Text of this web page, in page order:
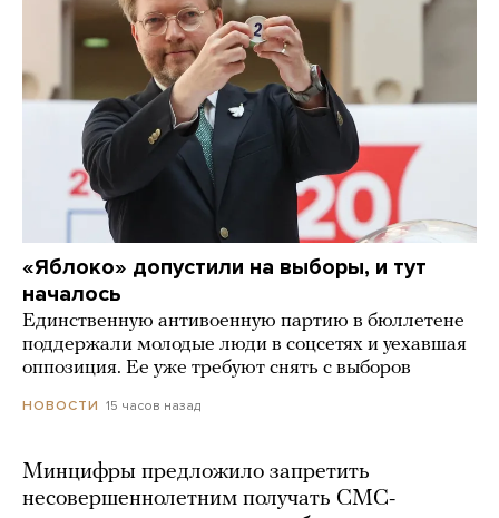
«Яблоко» допустили на выборы, и тут
началось
Единственную антивоенную партию в бюллетене
поддержали молодые люди в соцсетях и уехавшая
оппозиция. Ее уже требуют снять с выборов
НОВОСТИ 15 часов назад
Минцифры предложило запретить
несовершеннолетним получать СМС-